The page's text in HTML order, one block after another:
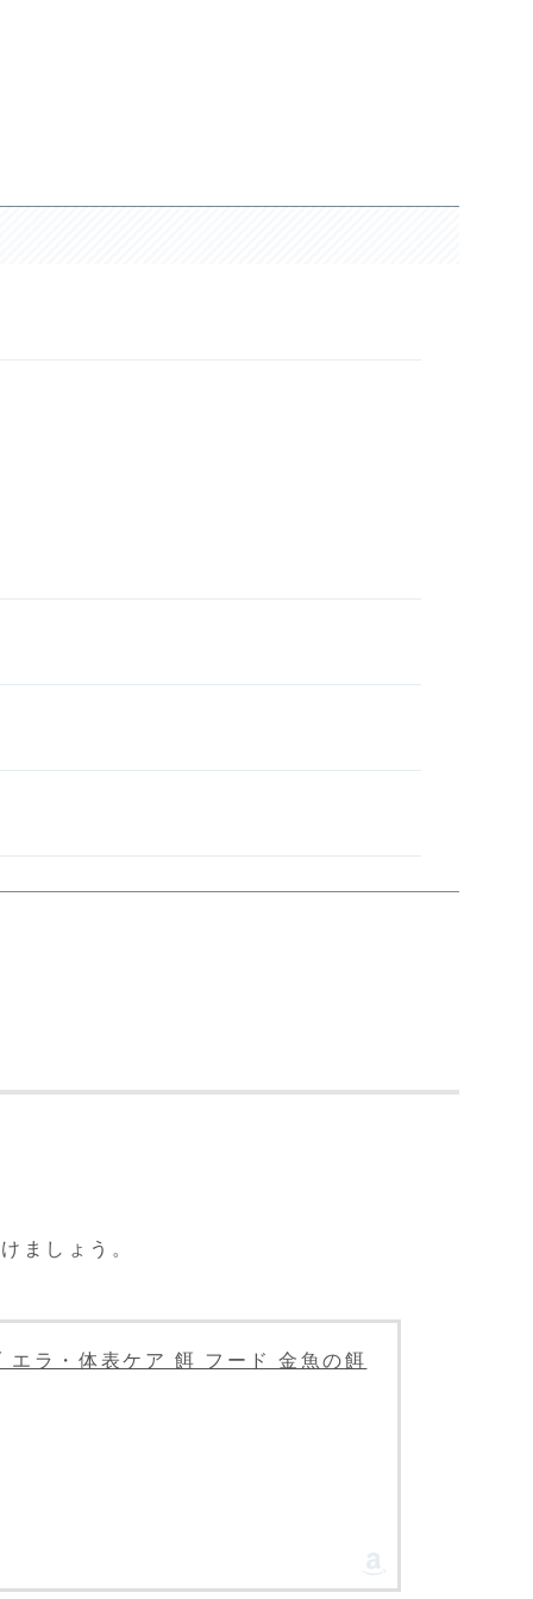
ましょう。
ラ・体表ケア 餌 フード 金魚の餌